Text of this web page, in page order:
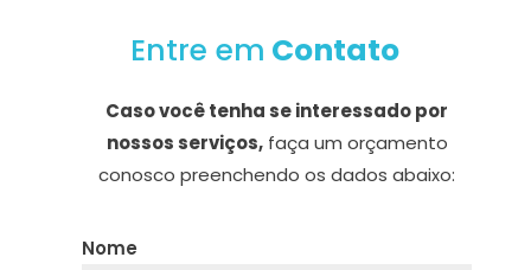
Entre em Contato
Caso você tenha se interessado por
nossos serviços,faça um orçamento
conosco preenchendo os dados abaixo:
Nome